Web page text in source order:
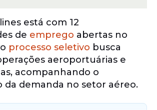
está com 12
de emprego abertas no
processo seletivo busca
aeroportuárias e
acompanhando o
da demanda no setor aéreo.